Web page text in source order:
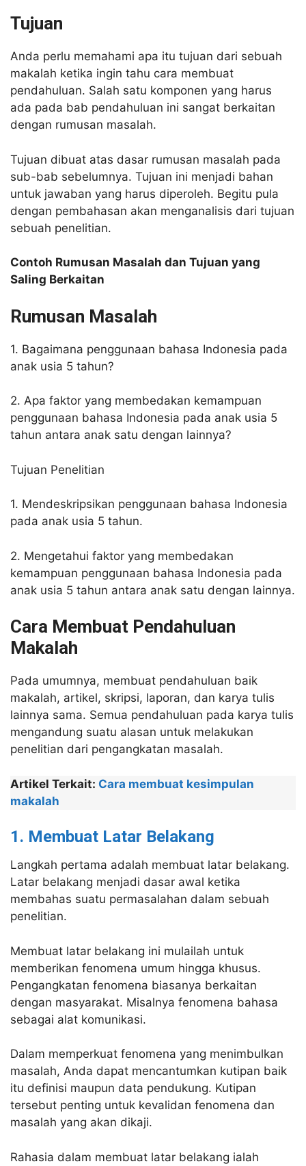
Tujuan
Anda perlu memahami apa itu tujuan dari sebuah
makalah ketika ingin tahu cara membuat
pendahuluan. Salah satu komponen yang harus
ada pada bab pendahuluan ini sangat berkaitan
dengan rumusan masalah.
Tujuan dibuat atas dasar rumusan masalah pada
sub-bab sebelumnya. Tujuan ini menjadi bahan
untuk jawaban yang harus diperoleh. Begitu pula
dengan pembahasan akan menganalisis dari tujuan
sebuah penelitian.
Contoh Rumusan Masalah dan Tujuan yang
Saling Berkaitan
Rumusan Masalah
1. Bagaimana penggunaan bahasa Indonesia pada
anak usia 5 tahun?
2. Apa faktor yang membedakan kemampuan
penggunaan bahasa Indonesia pada anak usia 5
tahun antara anak satu dengan lainnya?
Tujuan Penelitian
1. Mendeskripsikan penggunaan bahasa Indonesia
pada anak usia 5 tahun.
2. Mengetahui faktor yang membedakan
kemampuan penggunaan bahasa Indonesia pada
anak usia 5 tahun antara anak satu dengan lainnya.
Cara Membuat Pendahuluan
Makalah
Pada umumnya, membuat pendahuluan baik
makalah, artikel, skripsi, laporan, dan karya tulis
lainnya sama. Semua pendahuluan pada karya tulis
mengandung suatu alasan untuk melakukan
penelitian dari pengangkatan masalah.
Artikel Terkait: Cara membuat kesimpulan
makalah
1. Membuat Latar Belakang
Langkah pertama adalah membuat latar belakang.
Latar belakang menjadi dasar awal ketika
membahas suatu permasalahan dalam sebuah
penelitian.
Membuat latar belakang ini mulailah untuk
memberikan fenomena umum hingga khusus.
Pengangkatan fenomena biasanya berkaitan
dengan masyarakat. Misalnya fenomena bahasa
sebagai alat komunikasi.
Dalam memperkuat fenomena yang menimbulkan
masalah, Anda dapat mencantumkan kutipan baik
itu definisi maupun data pendukung. Kutipan
tersebut penting untuk kevalidan fenomena dan
masalah yang akan dikaji.
Rahasia dalam membuat latar belakang ialah